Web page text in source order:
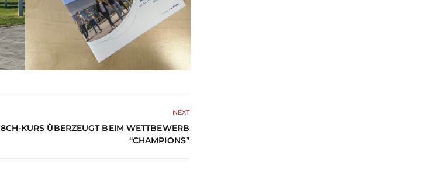
NEXT
8CH-KURS ÜBERZEUGT BEIM WETTBEWERB
“CHAMPIONS”